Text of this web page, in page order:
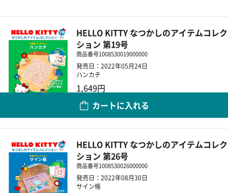
HELLO KITTY なつかしのアイテムコレク
ション 第19号
商品番号1008530019000000
発売日：2022年05月24日
ハンカチ
1,649円
カートに入れる
HELLO KITTY なつかしのアイテムコレク
ション 第26号
商品番号1008530026000000
発売日：2022年08月30日
サイン帳